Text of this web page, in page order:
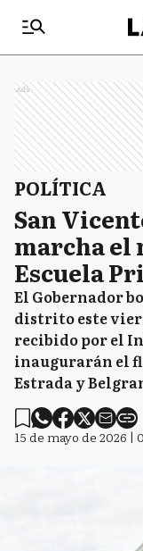
Ads
POLÍTICA
San
marcha el
Escuela
El Gobernador
distrito este
recibido por el
inaugurarán el
Estrada y
15 de mayo de 2026 |